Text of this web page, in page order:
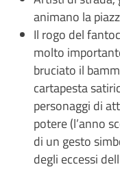
animano la
Il rogo del
molto
bruciato il
cartapesta
personaggi di
potere (l’anno
di un gesto
degli eccessi